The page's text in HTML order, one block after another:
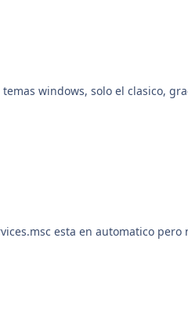
windows, solo el clasico,
esta en automatico pero